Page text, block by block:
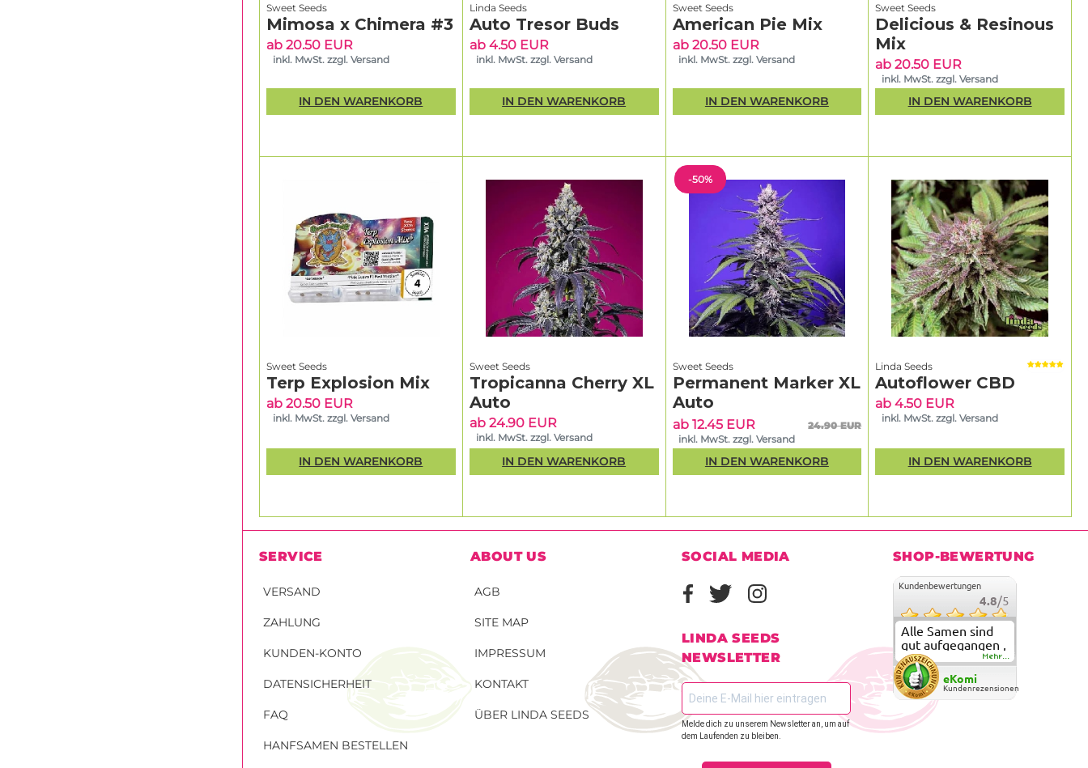
Sweet Seeds
Mimosa x Chimera #3
ab 20.50 EUR
inkl. MwSt. zzgl. Versand
IN DEN WARENKORB
Linda Seeds
Auto Tresor Buds
ab 4.50 EUR
inkl. MwSt. zzgl. Versand
IN DEN WARENKORB
Sweet Seeds
American Pie Mix
ab 20.50 EUR
inkl. MwSt. zzgl. Versand
IN DEN WARENKORB
Sweet Seeds
Delicious & Resinous
Mix
ab 20.50 EUR
inkl. MwSt. zzgl. Versand
IN DEN WARENKORB
Sweet Seeds
Terp Explosion Mix
ab 20.50 EUR
inkl. MwSt. zzgl. Versand
IN DEN WARENKORB
Sweet Seeds
Tropicanna Cherry XL
Auto
ab 24.90 EUR
inkl. MwSt. zzgl. Versand
IN DEN WARENKORB
-50%
Sweet Seeds
Permanent Marker XL
Auto
ab 12.45 EUR
24.90 EUR
inkl. MwSt. zzgl. Versand
IN DEN WARENKORB
Linda Seeds
Autoflower CBD
ab 4.50 EUR
inkl. MwSt. zzgl. Versand
IN DEN WARENKORB
SERVICE
VERSAND
ZAHLUNG
KUNDEN-KONTO
DATENSICHERHEIT
FAQ
HANFSAMEN BESTELLEN
ABOUT US
AGB
SITE MAP
IMPRESSUM
KONTAKT
ÜBER LINDA SEEDS
SOCIAL MEDIA
LINDA SEEDS
NEWSLETTER
Melde dich zu unserem Newsletter an, um auf
dem Laufenden zu bleiben.
SHOP-BEWERTUNG
Kundenbewertungen
4.8/5
Alle Samen sind
gut aufgegangen ,
meine ersten
grow versuche
sind alle geglückt.
Die Sorten und
Anbieter Vielfalt
überzeugen sehr .
Mehr...
eKomi
Kundenrezensionen